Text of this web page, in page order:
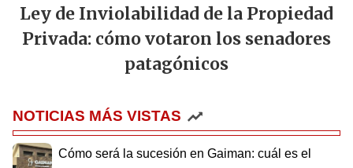
Ley de Inviolabilidad de la Propiedad
Privada: cómo votaron los senadores
patagónicos
NOTICIAS MÁS VISTAS
Cómo será la sucesión en Gaiman: cuál es el